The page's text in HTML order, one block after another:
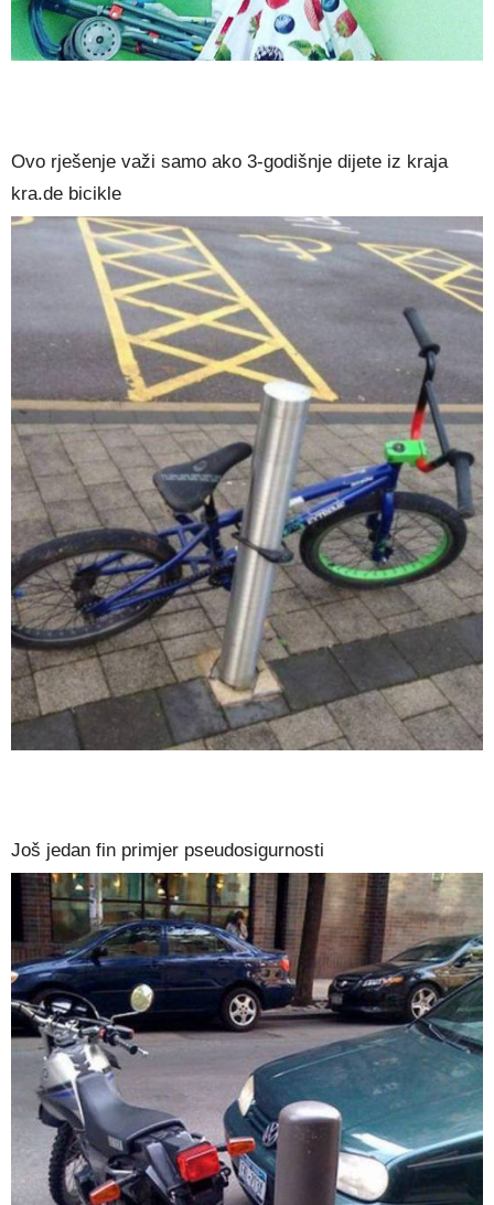
Ovo rješenje važi samo ako 3-godišnje dijete iz kraja
kra.de bicikle
Još jedan fin primjer pseudosigurnosti